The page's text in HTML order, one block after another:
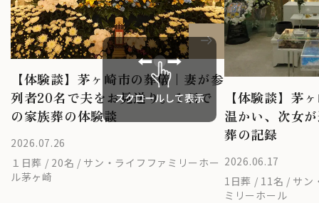
【体験談】茅ヶ崎市の葬儀｜妻が参
列者20名で夫をお見送り。１日で
の家族葬の体験談
2026.07.26
１日葬 / 20名 / サン・ライフファミリーホー
ル茅ヶ崎
【体験談】茅
温かい、次女
葬の記録
2026.06.17
1日葬 / 11名 / サン
ミリーホール